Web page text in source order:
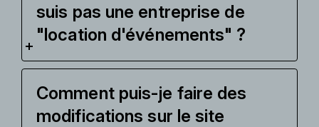
suis pas une entreprise de
"location d'événements" ?
Comment puis-je faire des
modifications sur le site